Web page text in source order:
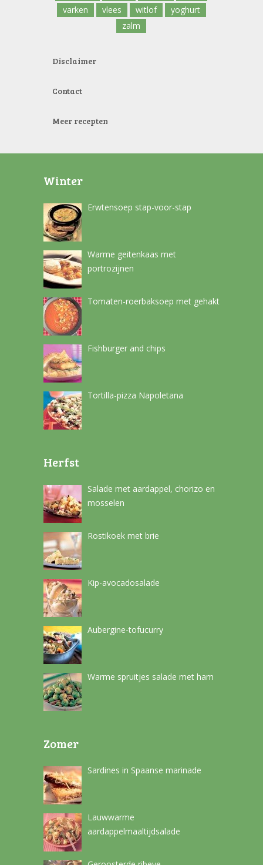
varken
vlees witlof
yoghurt
zalm
Disclaimer
Contact
Meer recepten
Winter
Erwtensoep stap-voor-stap
Warme geitenkaas met
portrozijnen
Tomaten-roerbaksoep met gehakt
Fishburger and chips
Tortilla-pizza Napoletana
Herfst
Salade met aardappel, chorizo en
mosselen
Rostikoek met brie
Kip-avocadosalade
Aubergine-tofucurry
Warme spruitjes salade met ham
Zomer
Sardines in Spaanse marinade
Lauwwarme
aardappelmaaltijdsalade